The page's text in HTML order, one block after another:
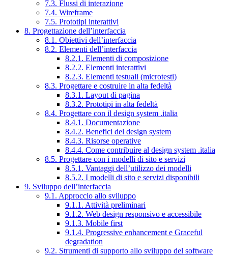
7.3. Flussi di interazione
7.4. Wireframe
7.5. Prototipi interattivi
8. Progettazione dell’interfaccia
8.1. Obiettivi dell’interfaccia
8.2. Elementi dell’interfaccia
8.2.1. Elementi di composizione
8.2.2. Elementi interattivi
8.2.3. Elementi testuali (microtesti)
8.3. Progettare e costruire in alta fedeltà
8.3.1. Layout di pagina
8.3.2. Prototipi in alta fedeltà
8.4. Progettare con il design system .italia
8.4.1. Documentazione
8.4.2. Benefici del design system
8.4.3. Risorse operative
8.4.4. Come contribuire al design system .italia
8.5. Progettare con i modelli di sito e servizi
8.5.1. Vantaggi dell’utilizzo dei modelli
8.5.2. I modelli di sito e servizi disponibili
9. Sviluppo dell’interfaccia
9.1. Approccio allo sviluppo
9.1.1. Attività preliminari
9.1.2. Web design responsivo e accessibile
9.1.3. Mobile first
9.1.4. Progressive enhancement e Graceful
degradation
9.2. Strumenti di supporto allo sviluppo del software